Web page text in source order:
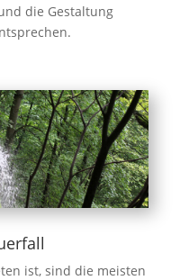
die Gestaltung
ist, sind die meisten